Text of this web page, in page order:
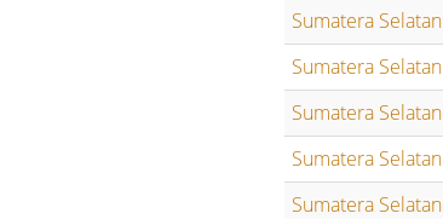
Sumatera Selatan
Sumatera Selatan
Sumatera Selatan
Sumatera Selatan
Sumatera Selatan